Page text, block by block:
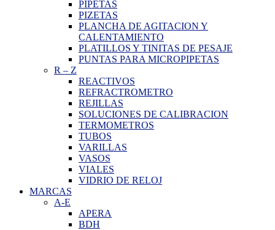
PIPETAS
PIZETAS
PLANCHA DE AGITACION Y
CALENTAMIENTO
PLATILLOS Y TINITAS DE PESAJE
PUNTAS PARA MICROPIPETAS
R – Z
REACTIVOS
REFRACTROMETRO
REJILLAS
SOLUCIONES DE CALIBRACION
TERMOMETROS
TUBOS
VARILLAS
VASOS
VIALES
VIDRIO DE RELOJ
MARCAS
A-E
APERA
BDH